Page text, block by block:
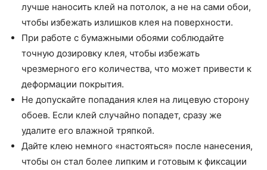
лучше наносить клей на потолок, а не на сами обои,
чтобы избежать излишков клея на поверхности.
При работе с бумажными обоями соблюдайте
точную дозировку клея, чтобы избежать
чрезмерного его количества, что может привести к
деформации покрытия.
Не допускайте попадания клея на лицевую сторону
обоев. Если клей случайно попадет, сразу же
удалите его влажной тряпкой.
Дайте клею немного «настояться» после нанесения,
чтобы он стал более липким и готовым к фиксации